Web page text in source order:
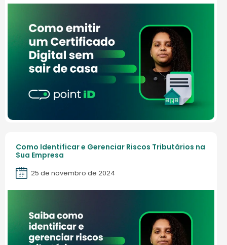
Como Identificar e Gerenciar Riscos Tributários na
Sua Empresa
25 de novembro de 2024